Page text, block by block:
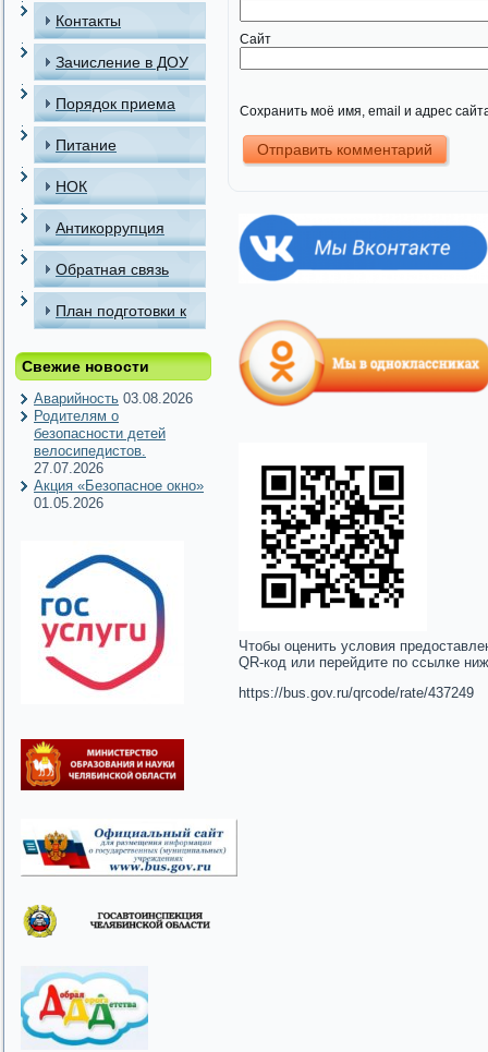
Контакты
Зачисление в ДОУ
Порядок приема
детей в МАДОУ
Питание
НОК
Антикоррупция
Обратная связь
План подготовки к
периоду
Свежие новости
Аварийность 03.08.2026
Родителям о
безопасности детей
велосипедистов.
27.07.2026
Акция «Безопасное окно»
01.05.2026
Сайт
Сохранить моё имя, email и адрес
Чтобы оценить условия
QR-код или перейдите по ссылке
https://bus.gov.ru/qrcode/rate/437249